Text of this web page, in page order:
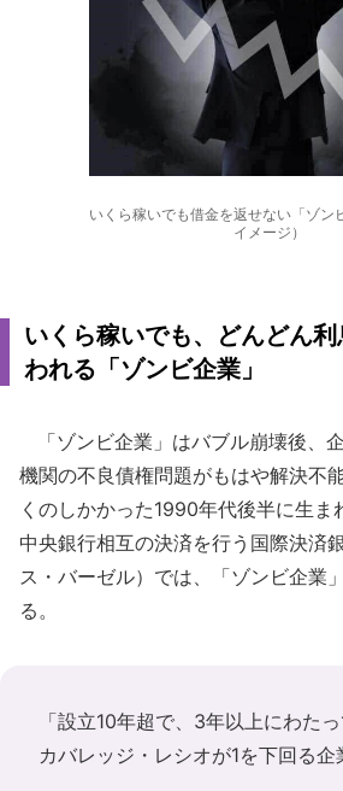
いくら稼いでも借金を返せない「ゾン
イメージ）
いくら稼いでも、どんどん
われる「ゾンビ企業」
「ゾンビ企業」はバブル崩壊後、
機関の不良債権問題がもはや解決不
くのしかかった1990年代後半に生ま
中央銀行相互の決済を行う国際決済
ス・バーゼル）では、「ゾンビ企業
る。
「設立10年超で、3年以上にわた
カバレッジ・レシオが1を下回る企